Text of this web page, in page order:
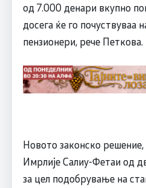
од 7.000 денари вкупно
досега ќе го почуствуваа
пензионери, рече Петкова.
Новото законско
Имрлије Салиу-Фетаи од
за цел подобрување на